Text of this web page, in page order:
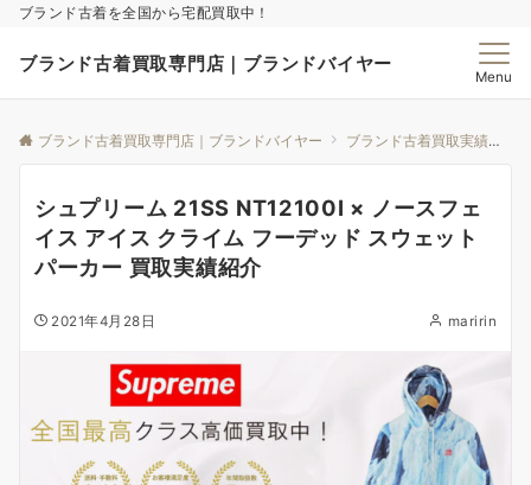
ブランド古着を全国から宅配買取中！
ブランド古着買取専門店｜ブランドバイヤー
Menu
ブランド古着買取専門店｜ブランドバイヤー ブランド古着買取実績｜ブランドバイヤー
シュプリーム 21SS NT12100I × ノースフェ
イス アイス クライム フーデッド スウェット
パーカー 買取実績紹介
2021年4月28日 maririn